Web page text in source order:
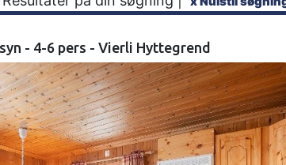
- 4-6 pers - Vierli Hyttegrend